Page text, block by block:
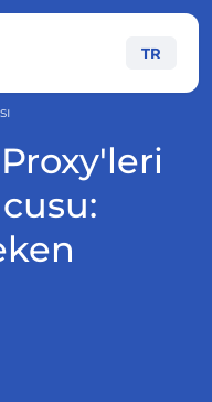
TR